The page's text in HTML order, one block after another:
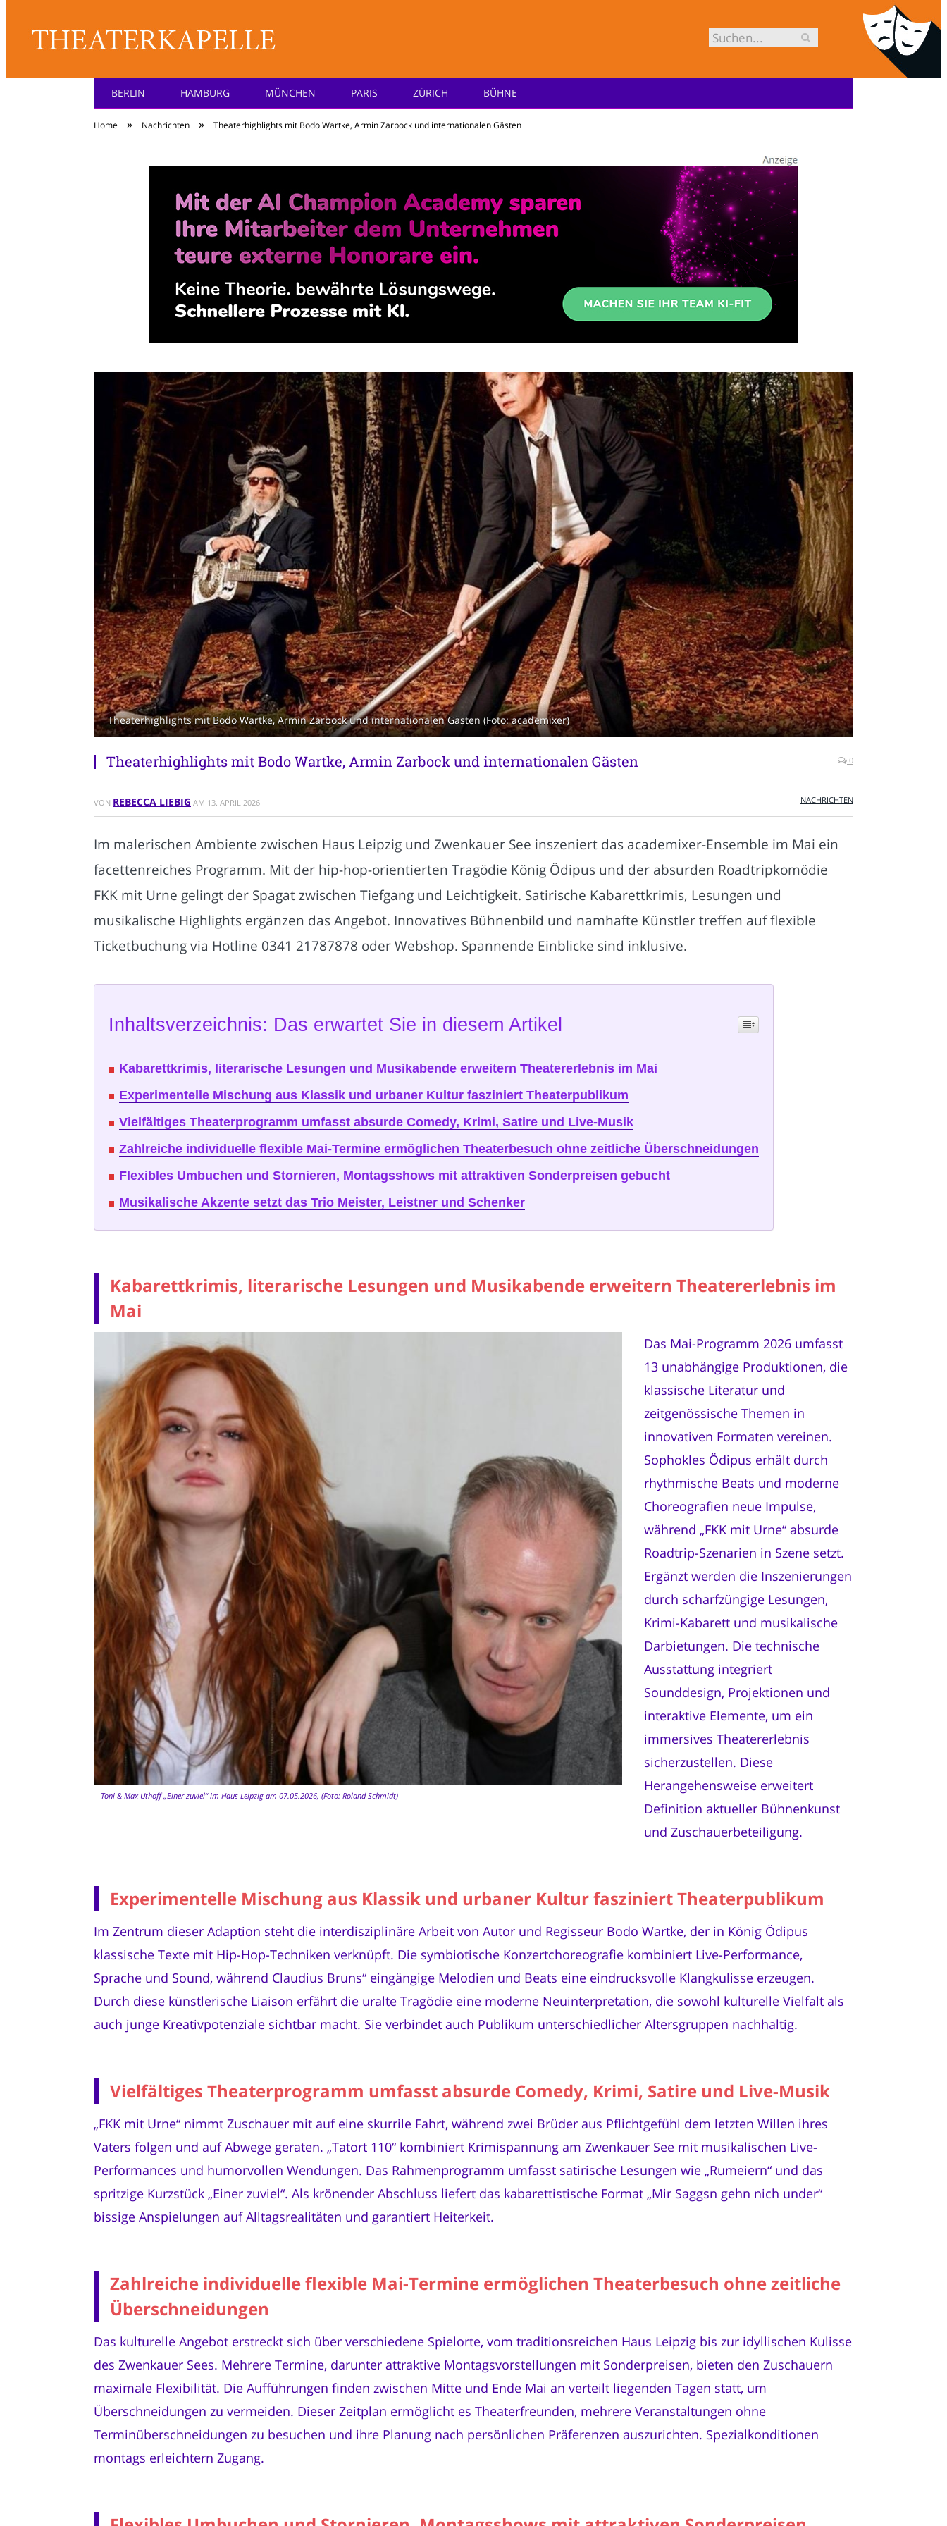
Theater: [KA] :pelle
BERLIN HAMBURG MÜNCHEN PARIS ZÜRICH BÜHNE
Home » Nachrichten » Theaterhighlights mit Bodo Wartke, Armin Zarbock und internationalen Gästen
Theaterhighlights mit Bodo Wartke, Armin Zarbock und internationalen Gästen (Foto: academixer)
Theaterhighlights mit Bodo Wartke, Armin Zarbock und internationalen Gästen 0
VON REBECCA LIEBIG AM 13. APRIL 2026 NACHRICHTEN
Im malerischen Ambiente zwischen Haus Leipzig und Zwenkauer See inszeniert das academixer-Ensemble im Mai ein
facettenreiches Programm. Mit der hip-hop-orientierten Tragödie König Ödipus und der absurden Roadtripkomödie
FKK mit Urne gelingt der Spagat zwischen Tiefgang und Leichtigkeit. Satirische Kabarettkrimis, Lesungen und
musikalische Highlights ergänzen das Angebot. Innovatives Bühnenbild und namhafte Künstler treffen auf flexible
Ticketbuchung via Hotline 0341 21787878 oder Webshop. Spannende Einblicke sind inklusive.
Inhaltsverzeichnis: Das erwartet Sie in diesem Artikel
Kabarettkrimis, literarische Lesungen und Musikabende erweitern Theatererlebnis im Mai
Experimentelle Mischung aus Klassik und urbaner Kultur fasziniert Theaterpublikum
Vielfältiges Theaterprogramm umfasst absurde Comedy, Krimi, Satire und Live-Musik
Zahlreiche individuelle flexible Mai-Termine ermöglichen Theaterbesuch ohne zeitliche Überschneidungen
Flexibles Umbuchen und Stornieren, Montagsshows mit attraktiven Sonderpreisen gebucht
Musikalische Akzente setzt das Trio Meister, Leistner und Schenker
Kabarettkrimis, literarische Lesungen und Musikabende erweitern Theatererlebnis im
Mai
Toni & Max Uthoff „Einer zuviel“ im Haus Leipzig am 07.05.2026, (Foto: Roland Schmidt)
Das Mai-Programm 2026 umfasst
13 unabhängige Produktionen, die
klassische Literatur und
zeitgenössische Themen in
innovativen Formaten vereinen.
Sophokles Ödipus erhält durch
rhythmische Beats und moderne
Choreografien neue Impulse,
während „FKK mit Urne“ absurde
Roadtrip-Szenarien in Szene setzt.
Ergänzt werden die Inszenierungen
durch scharfzüngige Lesungen,
Krimi-Kabarett und musikalische
Darbietungen. Die technische
Ausstattung integriert
Sounddesign, Projektionen und
interaktive Elemente, um ein
immersives Theatererlebnis
sicherzustellen. Diese
Herangehensweise erweitert
Definition aktueller Bühnenkunst
und Zuschauerbeteiligung.
Experimentelle Mischung aus Klassik und urbaner Kultur fasziniert Theaterpublikum
Im Zentrum dieser Adaption steht die interdisziplinäre Arbeit von Autor und Regisseur Bodo Wartke, der in König Ödipus
klassische Texte mit Hip-Hop-Techniken verknüpft. Die symbiotische Konzertchoreografie kombiniert Live-Performance,
Sprache und Sound, während Claudius Bruns“ eingängige Melodien und Beats eine eindrucksvolle Klangkulisse erzeugen.
Durch diese künstlerische Liaison erfährt die uralte Tragödie eine moderne Neuinterpretation, die sowohl kulturelle Vielfalt als
auch junge Kreativpotenziale sichtbar macht. Sie verbindet auch Publikum unterschiedlicher Altersgruppen nachhaltig.
Vielfältiges Theaterprogramm umfasst absurde Comedy, Krimi, Satire und Live-Musik
„FKK mit Urne“ nimmt Zuschauer mit auf eine skurrile Fahrt, während zwei Brüder aus Pflichtgefühl dem letzten Willen ihres
Vaters folgen und auf Abwege geraten. „Tatort 110“ kombiniert Krimispannung am Zwenkauer See mit musikalischen Live-
Performances und humorvollen Wendungen. Das Rahmenprogramm umfasst satirische Lesungen wie „Rumeiern“ und das
spritzige Kurzstück „Einer zuviel“. Als krönender Abschluss liefert das kabarettistische Format „Mir Saggsn gehn nich under“
bissige Anspielungen auf Alltagsrealitäten und garantiert Heiterkeit.
Zahlreiche individuelle flexible Mai-Termine ermöglichen Theaterbesuch ohne zeitliche
Überschneidungen
Das kulturelle Angebot erstreckt sich über verschiedene Spielorte, vom traditionsreichen Haus Leipzig bis zur idyllischen Kulisse
des Zwenkauer Sees. Mehrere Termine, darunter attraktive Montagsvorstellungen mit Sonderpreisen, bieten den Zuschauern
maximale Flexibilität. Die Aufführungen finden zwischen Mitte und Ende Mai an verteilt liegenden Tagen statt, um
Überschneidungen zu vermeiden. Dieser Zeitplan ermöglicht es Theaterfreunden, mehrere Veranstaltungen ohne
Terminüberschneidungen zu besuchen und ihre Planung nach persönlichen Präferenzen auszurichten. Spezialkonditionen
montags erleichtern Zugang.